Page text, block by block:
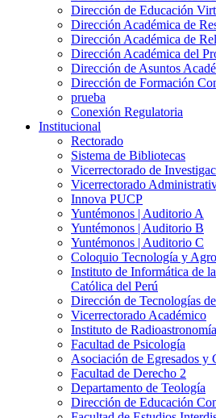
Dirección de Educación
Dirección Académica de
Dirección Académica de
Dirección Académica del
Dirección de Asuntos
Dirección de Formación
prueba
Conexión Regulatoria
Institucional
Rectorado
Sistema de Bibliotecas
Vicerrectorado de
Vicerrectorado
Innova PUCP
Yuntémonos | Auditorio A
Yuntémonos | Auditorio B
Yuntémonos | Auditorio C
Coloquio Tecnología y Agro
Instituto de Informática de
Católica del Perú
Dirección de Tecnologías
Vicerrectorado Académico
Instituto de
Facultad de Psicología
Asociación de Egresados y
Facultad de Derecho 2
Departamento de Teología
Dirección de Educación